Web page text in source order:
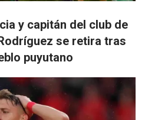
y capitán del club de
se retira tras
puyutano